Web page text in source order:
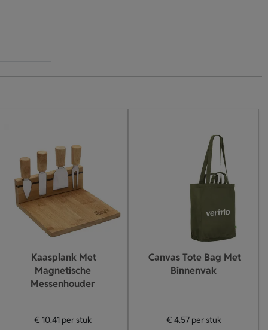
Kaasplank Met
Magnetische
Messenhouder
€ 10.41 per stuk
Canvas Tote Bag Met
Binnenvak
€ 4.57per stuk